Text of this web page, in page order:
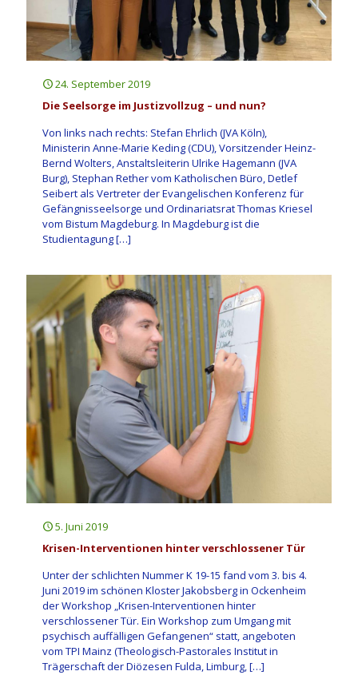
24. September 2019
Die Seelsorge im Justizvollzug – und nun?
Von links nach rechts: Stefan Ehrlich (JVA Köln),
Ministerin Anne-Marie Keding (CDU), Vorsitzender Heinz-
Bernd Wolters, Anstaltsleiterin Ulrike Hagemann (JVA
Burg), Stephan Rether vom Katholischen Büro, Detlef
Seibert als Vertreter der Evangelischen Konferenz für
Gefängnisseelsorge und Ordinariatsrat Thomas Kriesel
vom Bistum Magdeburg. In Magdeburg ist die
Studientagung[…]
5. Juni 2019
Krisen-Interventionen hinter verschlossener Tür
Unter der schlichten Nummer K 19-15 fand vom 3. bis 4.
Juni 2019 im schönen Kloster Jakobsberg in Ockenheim
der Workshop „Krisen-Interventionen hinter
verschlossener Tür. Ein Workshop zum Umgang mit
psychisch auffälligen Gefangenen“ statt, angeboten
vom TPI Mainz (Theologisch-Pastorales Institut in
Trägerschaft der Diözesen Fulda, Limburg,[…]